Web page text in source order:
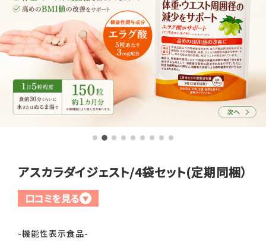
スキンケア
メイクアップ
サプリメント
美容アイテム・その他
乾燥
毛穴
シミ・くすみ
たるみ・むくみ
しわ・小じわ
全商品一覧
お買
定期
アスカラダイジェスト/4袋セット(定期同梱）
口コミを見る ▼
-機能性表示食品-